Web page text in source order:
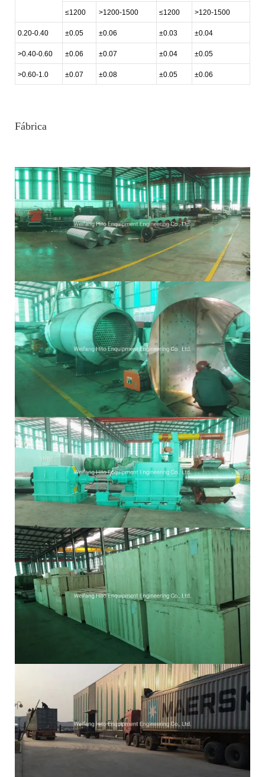
≤1200 >1200-1500 ≤1200 >120-1500
0.20-0.40 ±0.05 ±0.06 ±0.03 ±0.04
>0.40-0.60 ±0.06 ±0.07 ±0.04 ±0.05
>0.60-1.0 ±0.07 ±0.08 ±0.05 ±0.06
Fábrica